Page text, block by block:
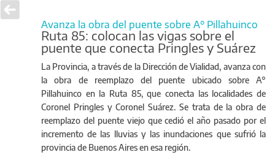
Avanza la obra del puente sobre A° Pillahuinco
Ruta 85: colocan las vigas sobre el
puente que conecta Pringles y Suárez
La Provincia, a través de la Dirección de Vialidad, avanza con
la obra de reemplazo del puente ubicado sobre A°
Pillahuinco en la Ruta 85, que conecta las localidades de
Coronel Pringles y Coronel Suárez. Se trata de la obra de
reemplazo del puente viejo que cedió el año pasado por el
incremento de las lluvias y las inundaciones que sufrió la
provincia de Buenos Aires en esa región.